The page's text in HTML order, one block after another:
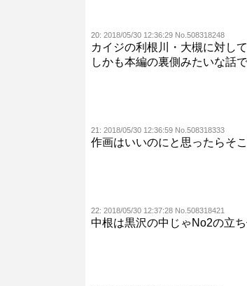
20: 2018/05/30 12:36:29 No.508318248
カイジの利根川・大槻に対し
しかも本編の裏側みたいな話
21: 2018/05/30 12:36:59 No.508318333
作画はいいのにと思ったらそ
22: 2018/05/30 12:37:28 No.508318421
中根は黒沢の中じゃNo2の立